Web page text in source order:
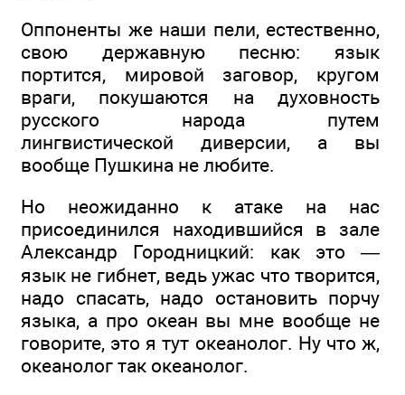
Оппоненты же наши пели, естественно,
свою державную песню: язык
портится, мировой заговор, кругом
враги, покушаются на духовность
русского народа путем
лингвистической диверсии, а вы
вообще Пушкина не любите.
Но неожиданно к атаке на нас
присоединился находившийся в зале
Александр Городницкий: как это —
язык не гибнет, ведь ужас что творится,
надо спасать, надо остановить порчу
языка, а про океан вы мне вообще не
говорите, это я тут океанолог. Ну что ж,
океанолог так океанолог.